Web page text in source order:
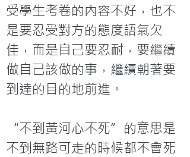
受學生考卷的內容不好，也不
是要忍受對方的態度語氣欠
佳，而是自己要忍耐，要繼續
做自己該做的事，繼續朝著要
到達的目的地前進。
“不到黃河心不死”的意思是
不到無路可走的時候都不會死